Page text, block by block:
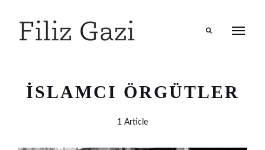
İSLAMCI ÖRGÜTLER
1 Article